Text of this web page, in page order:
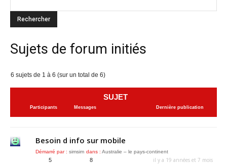
Sujets de forum initiés
6 sujets de 1 à 6 (sur un total de 6)
SUJET
Participants Messages Dernière publication
Besoin d info sur mobile
Démarré par : simsim dans : Australie – le pays-continent
5 8 il y a 19 années et 7 mois